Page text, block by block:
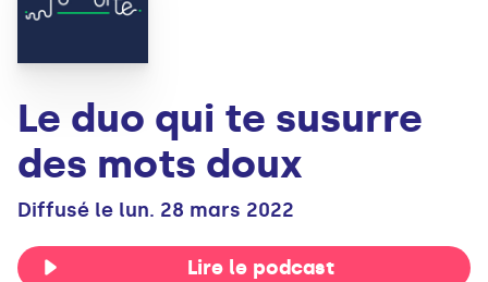
Le duo qui te susurre
des mots doux
Diffusé le lun. 28 mars 2022
Lire le podcast